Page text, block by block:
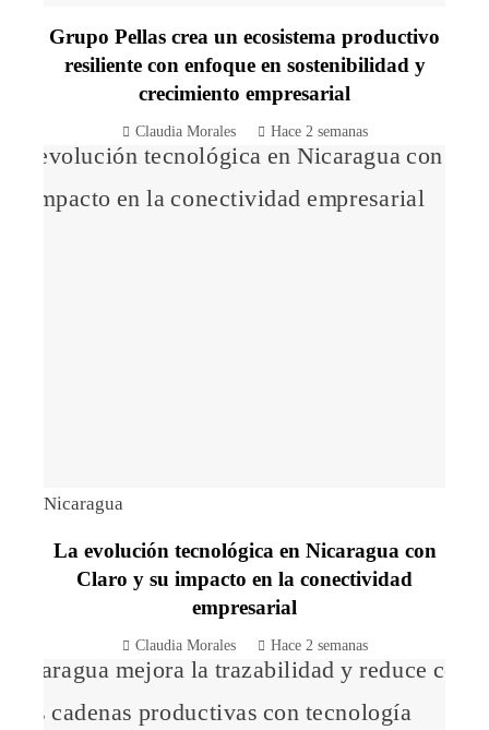
Grupo Pellas crea un ecosistema productivo
resiliente con enfoque en sostenibilidad y
crecimiento empresarial
Claudia Morales Hace 2 semanas
Nicaragua
La evolución tecnológica en Nicaragua con
Claro y su impacto en la conectividad
empresarial
Claudia Morales Hace 2 semanas